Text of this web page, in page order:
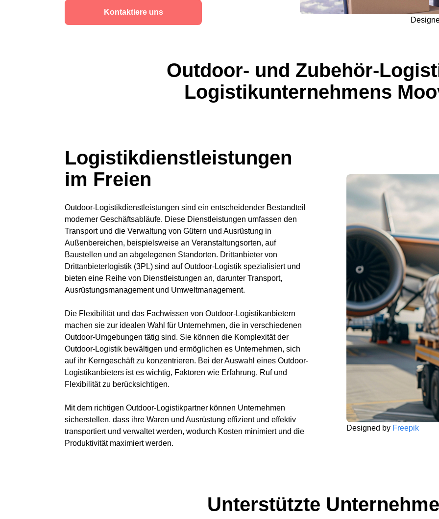
Kontaktiere uns
Outdoor- und Zubehör-
Logistikunternehmens
Logistikdienstleistungen
im Freien
Outdoor-Logistikdienstleistungen sind ein entscheidender Bestandteil
moderner Geschäftsabläufe. Diese Dienstleistungen umfassen den
Transport und die Verwaltung von Gütern und Ausrüstung in
Außenbereichen, beispielsweise an Veranstaltungsorten, auf
Baustellen und an abgelegenen Standorten. Drittanbieter von
Drittanbieterlogistik (3PL) sind auf Outdoor-Logistik spezialisiert und
bieten eine Reihe von Dienstleistungen an, darunter Transport,
Ausrüstungsmanagement und Umweltmanagement.
Die Flexibilität und das Fachwissen von Outdoor-Logistikanbietern
machen sie zur idealen Wahl für Unternehmen, die in verschiedenen
Outdoor-Umgebungen tätig sind. Sie können die Komplexität der
Outdoor-Logistik bewältigen und ermöglichen es Unternehmen, sich
auf ihr Kerngeschäft zu konzentrieren. Bei der Auswahl eines Outdoor-
Logistikanbieters ist es wichtig, Faktoren wie Erfahrung, Ruf und
Flexibilität zu berücksichtigen.
Mit dem richtigen Outdoor-Logistikpartner können Unternehmen
sicherstellen, dass ihre Waren und Ausrüstung effizient und effektiv
transportiert und verwaltet werden, wodurch Kosten minimiert und die
Produktivität maximiert werden.
Designed by Freepik
Unterstützte